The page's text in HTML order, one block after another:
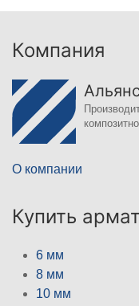
Компания
О компании
Купить
6 мм
8 мм
10 мм